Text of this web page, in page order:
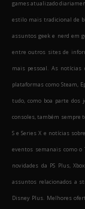
games atualizado
estilo mais tradicional de
assuntos geek e nerd em
entre outros sites de
mais pessoal. As notícias
plataformas como Steam,
tudo, como boa parte dos
consoles, também sempre
S e Series X e notícias
eventos semanais como o
novidades da PS Plus,
assuntos relacionados a
Disney Plus. Melhores